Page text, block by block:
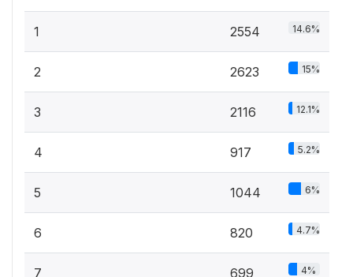
1 2554 14.6%
2 2623 15%
3 2116 12.1%
4 917 5.2%
5 1044 6%
6 820 4.7%
7 699 4%